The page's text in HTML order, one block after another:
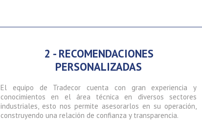
2 - RECOMENDACIONES
PERSONALIZADAS
El equipo de Tradecor cuenta con gran experiencia y
conocimientos en el área técnica en diversos sectores
industriales, esto nos permite asesorarlos en su operación,
construyendo una relación de confianza y transparencia.